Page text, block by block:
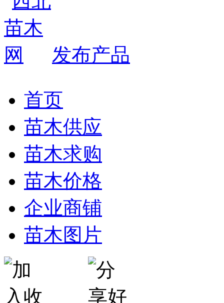
发布产品
首页
苗木供应
苗木求购
苗木价格
企业商铺
苗木图片